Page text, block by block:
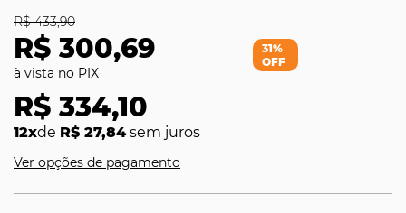
R$ 300,69
R$ 433,90
R$ 334,10
12xde R$ 27,84sem juros
31%
OFF
Ver opções de pagamento